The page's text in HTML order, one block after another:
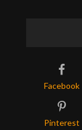
Facebook
Pinterest